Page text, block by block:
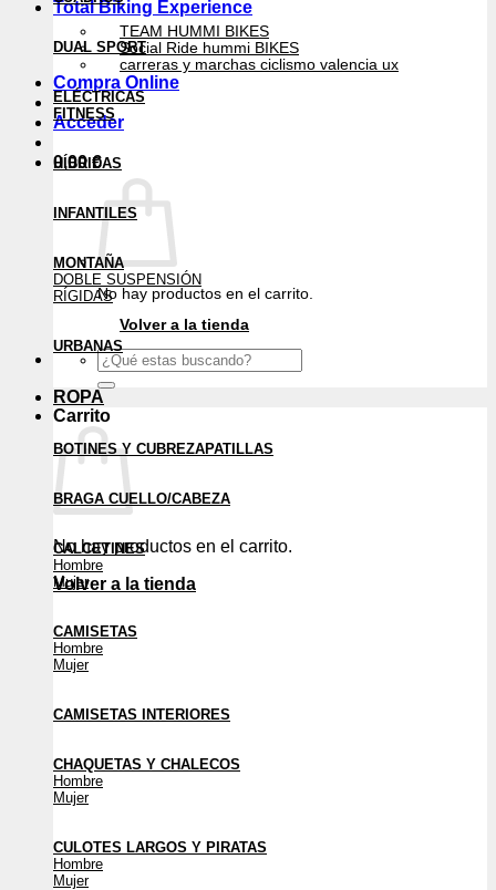
Total Biking Experience
TEAM HUMMI BIKES
Social Ride hummi BIKES
carreras y marchas ciclismo valencia ux
Compra Online
Acceder
0,00€
No hay productos en el carrito.
Volver a la tienda
Buscar
por:
Carrito
No hay productos en el carrito.
Volver a la tienda
DUAL SPORT
ELÉCTRICAS
FITNESS
HÍBRIDAS
INFANTILES
MONTAÑA
DOBLE SUSPENSIÓN
RÍGIDAS
URBANAS
ROPA
BOTINES Y CUBREZAPATILLAS
BRAGA CUELLO/CABEZA
CALCETINES
Hombre
Mujer
CAMISETAS
Hombre
Mujer
CAMISETAS INTERIORES
CHAQUETAS Y CHALECOS
Hombre
Mujer
CULOTES LARGOS Y PIRATAS
Hombre
Mujer